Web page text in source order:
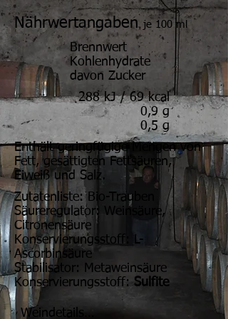
Nährwertangaben je 100 ml
Brennwert
Kohlenhydrate
davon Zucker
288 kJ / 69 kcal
0,9 g
0,5 g
Enthält geringfügige Mengen von
Fett, gesättigten Fettsäuren,
Eiweiß und Salz.
Zutatenliste: Bio-Trauben
Säureregulator: Weinsäure,
Citronensäure
Konservierungsstoff: L-
Ascorbinsäure
Stabilisator: Metaweinsäure
Konservierungsstoff: Sulfite
Weindetails